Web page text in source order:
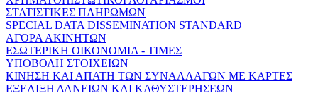
ΣΤΑΤΙΣΤΙΚΕΣ ΠΛΗΡΩΜΩΝ
SPECIAL DATA DISSEMINATION STANDARD
ΑΓΟΡΑ ΑΚΙΝΗΤΩΝ
ΕΣΩΤΕΡΙΚΗ ΟΙΚΟΝΟΜΙΑ - ΤΙΜΕΣ
ΥΠΟΒΟΛΗ ΣΤΟΙΧΕΙΩΝ
ΚΙΝΗΣΗ ΚΑΙ ΑΠΑΤΗ ΤΩΝ ΣΥΝΑΛΛΑΓΩΝ ΜΕ ΚΑΡΤΕΣ
ΕΞΕΛΙΞΗ ΔΑΝΕΙΩΝ ΚΑΙ ΚΑΘΥΣΤΕΡΗΣΕΩΝ